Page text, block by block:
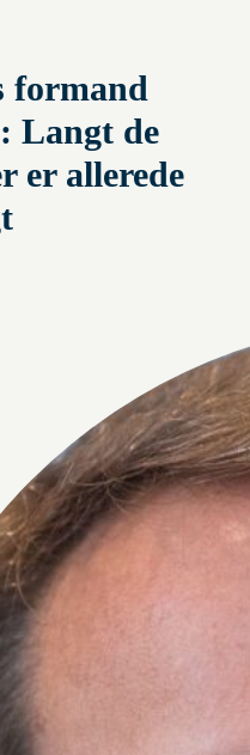
formand
Langt de
er allerede